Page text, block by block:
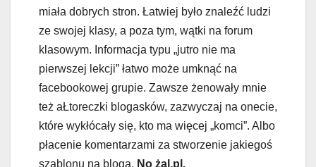
miała dobrych stron. Łatwiej było znaleźć ludzi
ze swojej klasy, a poza tym, wątki na forum
klasowym. Informacja typu „jutro nie ma
pierwszej lekcji” łatwo może umknąć na
facebookowej grupie. Zawsze żenowały mnie
też aŁtoreczki blogasków, zazwyczaj na onecie,
które wykłócały się, kto ma więcej „komci”. Albo
płacenie komentarzami za stworzenie jakiegoś
szablonu na bloga. No żal.pl.